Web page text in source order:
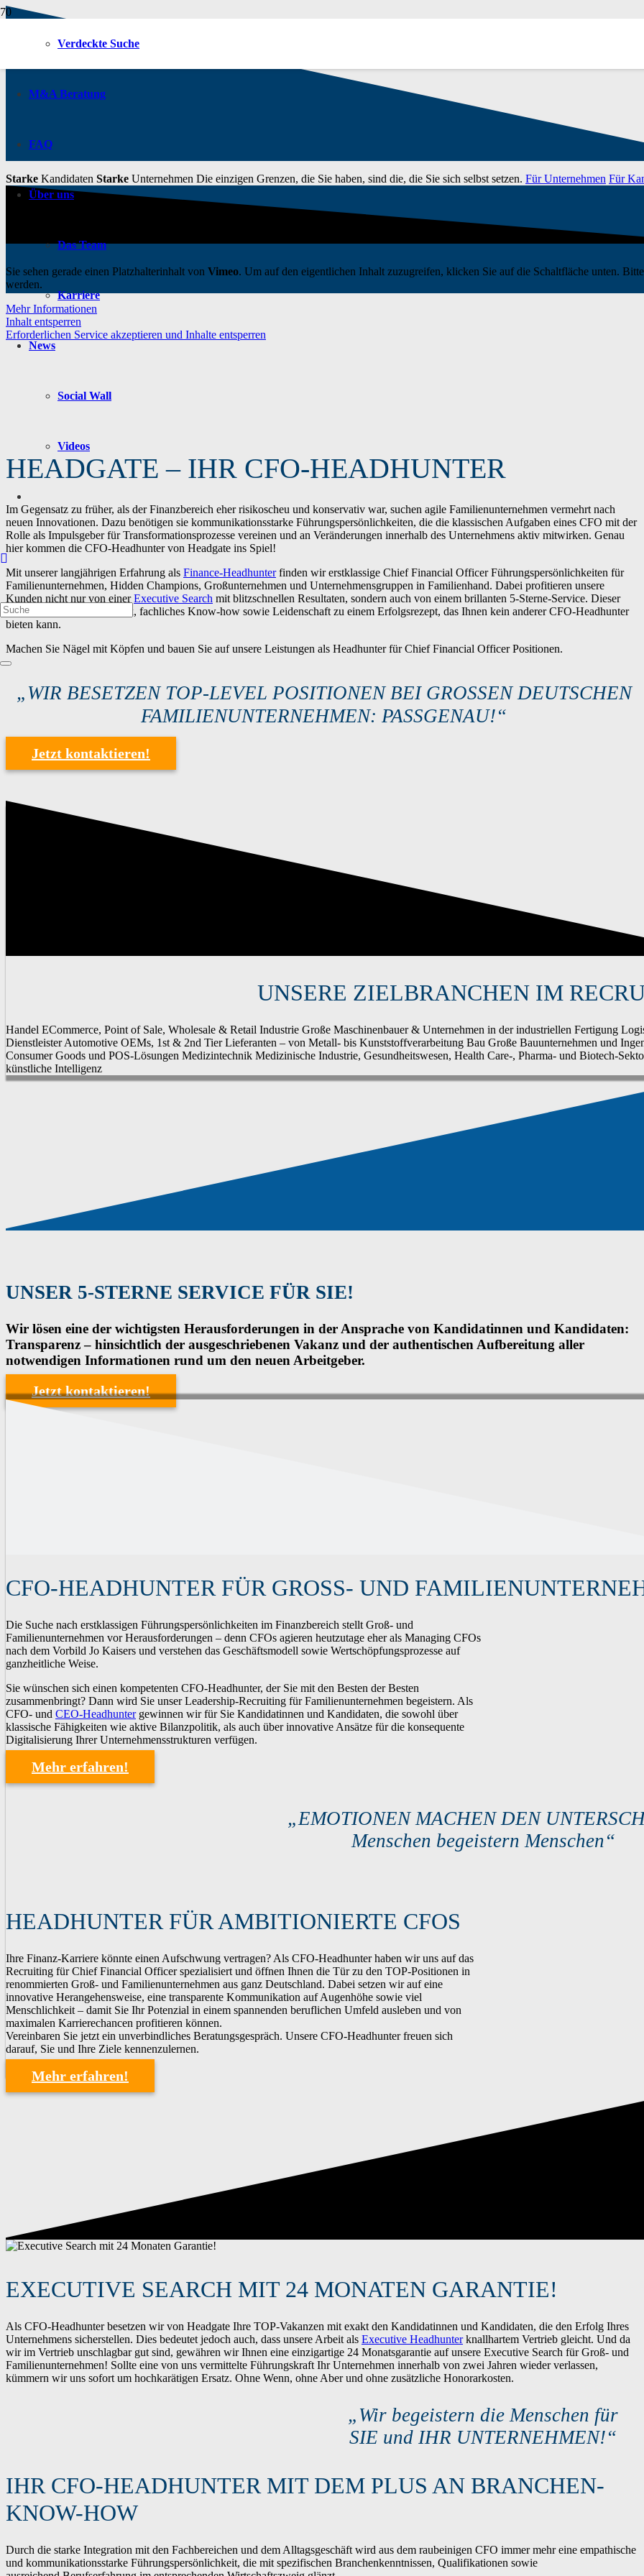
Verdeckte Suche
M&A Beratung
FAQ
Über uns
Das Team
Karriere
News
Social Wall
Videos
Starke Kandidaten Starke Unternehmen Die einzigen Grenzen, die Sie haben, sind die, die Sie sich selbst setzen. Für Unternehmen Für
Sie sehen gerade einen Platzhalterinhalt von Vimeo. Um auf den eigentlichen Inhalt zuzugreifen, klicken Sie auf die Schaltfläche unten.
werden.
Mehr Informationen
Inhalt entsperren
Erforderlichen Service akzeptieren und Inhalte entsperren
HEADGATE – IHR CFO-HEADHUNTER
Im Gegensatz zu früher, als der Finanzbereich eher risikoscheu und konservativ war, suchen agile Familienunternehmen vermehrt nach
neuen Innovationen. Dazu benötigen sie kommunikationsstarke Führungspersönlichkeiten, die die klassischen Aufgaben eines CFO mit der
Rolle als Impulsgeber für Transformationsprozesse vereinen und an Veränderungen innerhalb des Unternehmens aktiv mitwirken. Genau
hier kommen die CFO-Headhunter von Headgate ins Spiel!
Mit unserer langjährigen Erfahrung als Finance-Headhunterfinden wir erstklassige Chief Financial Officer Führungspersönlichkeiten für
Familienunternehmen, Hidden Champions, Großunternehmen und Unternehmensgruppen in Familienhand. Dabei profitieren unsere
Kunden nicht nur von einerExecutive Search mit blitzschnellen Resultaten, sondern auch von einem brillanten 5-Sterne-Service. Dieser
vereint innovative Methodik, fachliches Know-how sowie Leidenschaft zu einem Erfolgsrezept, das Ihnen kein anderer CFO-Headhunter
bieten kann.
Machen Sie Nägel mit Köpfen und bauen Sie auf unsere Leistungen als Headhunter für Chief Financial Officer Positionen.
„WIR BESETZEN TOP-LEVEL POSITIONEN BEI GROSSEN DEUTSCHEN F
AMILIENUNTERNEHMEN: PASSGENAU!“
Jetzt kontaktieren!
UNSERE ZIELBRANCHEN IM
Handel ECommerce, Point of Sale, Wholesale & Retail Industrie Große Maschinenbauer & Unternehmen in der industriellen Fertigung
Dienstleister Automotive OEMs, 1st & 2nd Tier Lieferanten – von Metall- bis Kunststoffverarbeitung Bau Große Bauunternehmen und
Consumer Goods und POS-Lösungen Medizintechnik Medizinische Industrie, Gesundheitswesen, Health Care-, Pharma- und Biotech-
künstliche Intelligenz
UNSER 5-STERNE SERVICE FÜR SIE!
Wir lösen eine der wichtigsten Herausforderungen in der Ansprache von Kandidatinnen und Kandidaten:
Transparenz – hinsichtlich der ausgeschriebenen Vakanz und der authentischen Aufbereitung aller
notwendigen Informationen rund um den neuen Arbeitgeber.
Jetzt kontaktieren!
CFO-HEADHUNTER FÜR GROSS- UND
Die Suche nach erstklassigen Führungspersönlichkeiten im Finanzbereich stellt Groß- und
Familienunternehmen vor Herausforderungen – denn CFOs agieren heutzutage eher als Managing CFOs
nach dem Vorbild Jo Kaisers und verstehen das Geschäftsmodell sowie Wertschöpfungsprozesse auf
ganzheitliche Weise.
Sie wünschen sich einen kompetenten CFO-Headhunter, der Sie mit den Besten der Besten
zusammenbringt? Dann wird Sie unser Leadership-Recruiting für Familienunternehmen begeistern. Als
CFO- und CEO-Headhuntergewinnen wir für Sie Kandidatinnen und Kandidaten, die sowohl über
klassische Fähigkeiten wie aktive Bilanzpolitik, als auch über innovative Ansätze für die konsequente
Digitalisierung Ihrer Unternehmensstrukturen verfügen.
Mehr erfahren!
„EMOTIONEN MACHEN DEN
Menschen begeistern Menschen“
HEADHUNTER FÜR AMBITIONIERTE CFOS
Ihre Finanz-Karriere könnte einen Aufschwung vertragen? Als CFO-Headhunter haben wir uns auf das
Recruiting für Chief Financial Officer spezialisiert und öffnen Ihnen die Tür zu den TOP-Positionen in
renommierten Groß- und Familienunternehmen aus ganz Deutschland. Dabei setzen wir auf eine
innovative Herangehensweise, eine transparente Kommunikation auf Augenhöhe sowie viel
Menschlichkeit – damit Sie Ihr Potenzial in einem spannenden beruflichen Umfeld ausleben und von
maximalen Karrierechancen profitieren können.
Vereinbaren Sie jetzt ein unverbindliches Beratungsgespräch. Unsere CFO-Headhunter freuen sich
darauf, Sie und Ihre Ziele kennenzulernen.
Mehr erfahren!
EXECUTIVE SEARCH MIT 24 MONATEN GARANTIE!
Als CFO-Headhunter besetzen wir von Headgate Ihre TOP-Vakanzen mit exakt den Kandidatinnen und Kandidaten, die den Erfolg Ihres
Unternehmens sicherstellen. Dies bedeutet jedoch auch, dass unsere Arbeit als Executive Headhunterknallhartem Vertrieb gleicht. Und da
wir im Vertrieb unschlagbar gut sind, gewähren wir Ihnen eine einzigartige 24 Monatsgarantie auf unsere Executive Search für Groß- und
Familienunternehmen! Sollte eine von uns vermittelte Führungskraft Ihr Unternehmen innerhalb von zwei Jahren wieder verlassen,
kümmern wir uns sofort um hochkarätigen Ersatz. Ohne Wenn, ohne Aber und ohne zusätzliche Honorarkosten.
„Wir begeistern die Menschen für
SIE und IHR UNTERNEHMEN!“
IHR CFO-HEADHUNTER MIT DEM PLUS AN BRANCHEN-
KNOW-HOW
Durch die starke Integration mit den Fachbereichen und dem Alltagsgeschäft wird aus dem raubeinigen CFO immer mehr eine empathische
und kommunikationsstarke Führungspersönlichkeit, die mit spezifischen Branchenkenntnissen, Qualifikationen sowie